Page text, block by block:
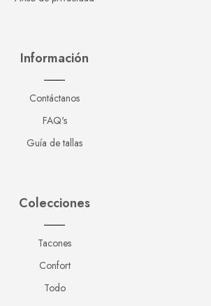
Información
Contáctanos
FAQ's
Guía de tallas
Colecciones
Tacones
Confort
Todo